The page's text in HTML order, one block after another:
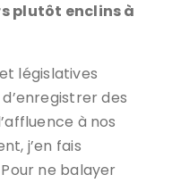
plutôt enclins à
législatives
des
à nos
j’en fais
ne balayer